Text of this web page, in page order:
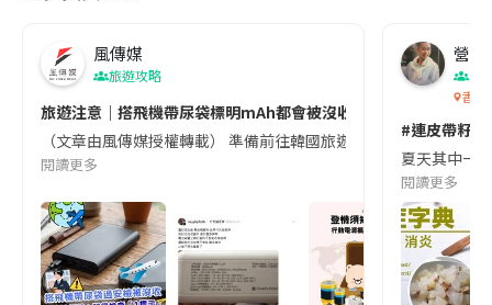
風傳媒
旅遊攻略
旅遊注意｜搭飛機帶尿袋標明mAh都會被沒收😱出發前切記檢查
（文章由風傳媒授權轉載） 準備前往韓國旅遊的民眾，近期要
閱讀更多
營養
香港
#連皮帶籽
夏天其中一
閱讀更多